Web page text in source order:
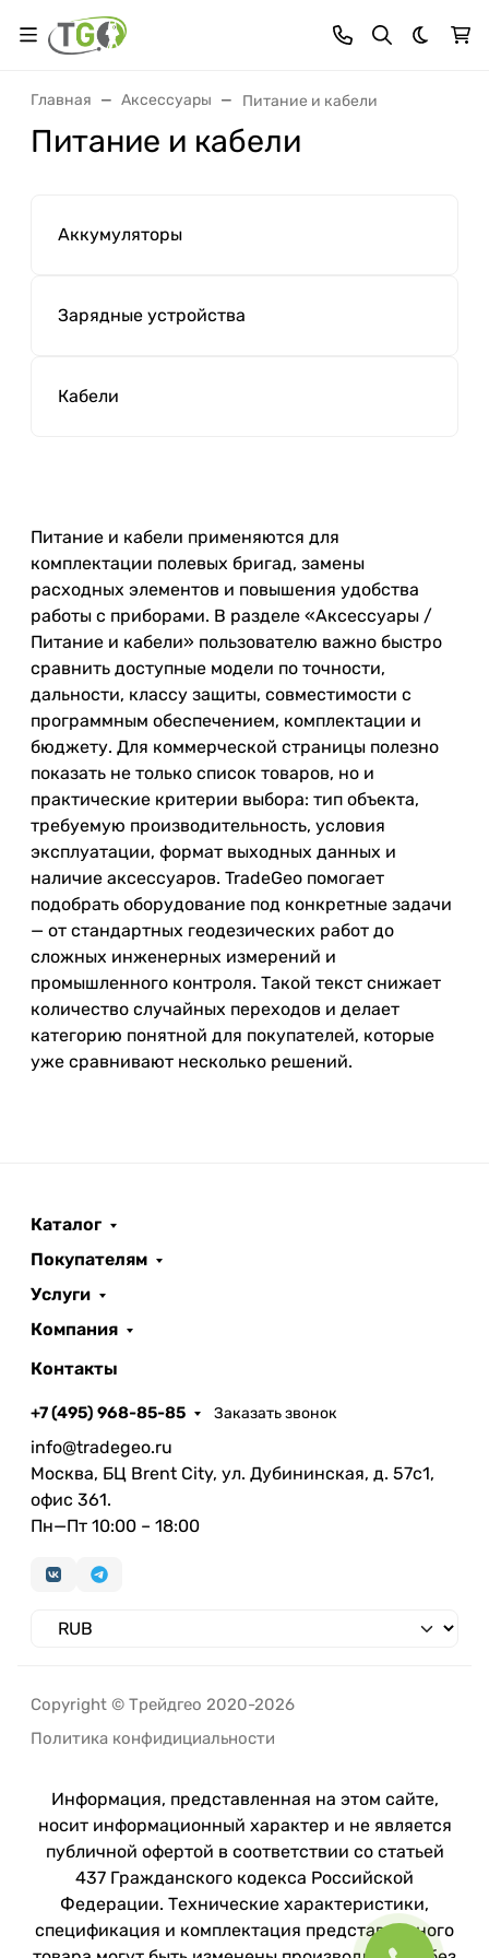
Темная
Главная Аксессуары Питание и кабели
Питание и кабели
Аккумуляторы
Зарядные устройства
Кабели
Питание и кабели применяются для
комплектации полевых бригад, замены
расходных элементов и повышения удобства
работы с приборами. В разделе «Аксессуары /
Питание и кабели» пользователю важно быстро
сравнить доступные модели по точности,
дальности, классу защиты, совместимости с
программным обеспечением, комплектации и
бюджету. Для коммерческой страницы полезно
показать не только список товаров, но и
практические критерии выбора: тип объекта,
требуемую производительность, условия
эксплуатации, формат выходных данных и
наличие аксессуаров. TradeGeo помогает
подобрать оборудование под конкретные задачи
— от стандартных геодезических работ до
сложных инженерных измерений и
промышленного контроля. Такой текст снижает
количество случайных переходов и делает
категорию понятной для покупателей, которые
уже сравнивают несколько решений.
Каталог
Покупателям
Услуги
Компания
Контакты
+7 (495) 968-85-85 Заказать звонок
info@tradegeo.ru
Москва, БЦ Brent City, ул. Дубининская, д. 57с1,
офис 361.
Пн—Пт 10:00 – 18:00
Copyright © Трейдгео 2020-2026
Политика конфидициальности
Информация, представленная на этом сайте,
носит информационный характер и не является
публичной офертой в соответствии со статьей
437 Гражданского кодекса Российской
Федерации. Технические характеристики,
спецификация и комплектация представленного